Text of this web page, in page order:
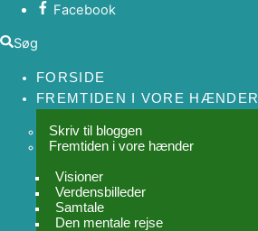
Facebook
Søg
FORSIDE
FREMTIDEN I VORE HÆNDER
Skriv til bloggen
Fremtiden i vore hænder
Visioner
Verdensbilleder
Samtale
Den mentale rejse